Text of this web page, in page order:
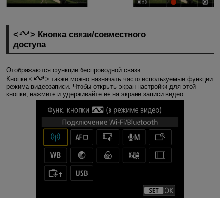
Кнопка связи/совместного
доступа
Отображаются функции беспроводной связи.
Кнопке
также можно назначать часто используемые функции
режима видеозаписи. Чтобы открыть экран настройки для этой
кнопки, нажмите и удерживайте ее на экране записи видео.